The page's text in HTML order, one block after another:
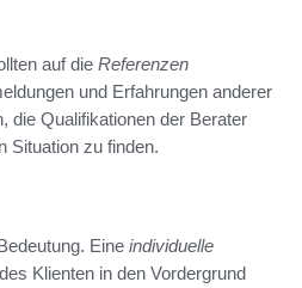
auf die Referenzen
und Erfahrungen anderer
die Qualifikationen der Berater
Situation zu finden.
Eine individuelle
Klienten in den Vordergrund